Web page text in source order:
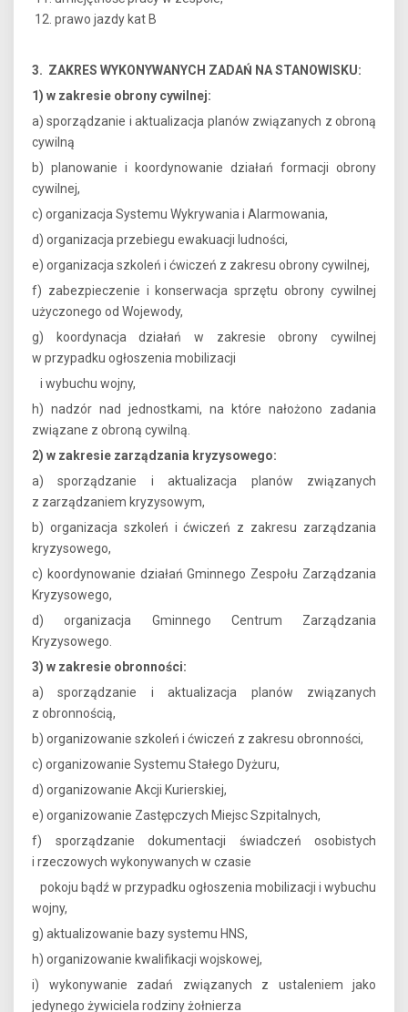
prawo jazdy kat B
3. ZAKRES WYKONYWANYCH ZADAŃ NA STANOWISKU:
1) w zakresie obrony cywilnej:
a) sporządzanie i aktualizacja planów związanych z obroną
cywilną
b) planowanie i koordynowanie działań formacji obrony
cywilnej,
c) organizacja Systemu Wykrywania i Alarmowania,
d) organizacja przebiegu ewakuacji ludności,
e) organizacja szkoleń i ćwiczeń z zakresu obrony cywilnej,
f) zabezpieczenie i konserwacja sprzętu obrony cywilnej
użyczonego od Wojewody,
g) koordynacja działań w zakresie obrony cywilnej
w przypadku ogłoszenia mobilizacji
i wybuchu wojny,
h) nadzór nad jednostkami, na które nałożono zadania
związane z obroną cywilną.
2) w zakresie zarządzania kryzysowego:
a) sporządzanie i aktualizacja planów związanych
z zarządzaniem kryzysowym,
b) organizacja szkoleń i ćwiczeń z zakresu zarządzania
kryzysowego,
c) koordynowanie działań Gminnego Zespołu Zarządzania
Kryzysowego,
d) organizacja Gminnego Centrum Zarządzania
Kryzysowego.
3) w zakresie obronności:
a) sporządzanie i aktualizacja planów związanych
z obronnością,
b) organizowanie szkoleń i ćwiczeń z zakresu obronności,
c) organizowanie Systemu Stałego Dyżuru,
d) organizowanie Akcji Kurierskiej,
e) organizowanie Zastępczych Miejsc Szpitalnych,
f) sporządzanie dokumentacji świadczeń osobistych
i rzeczowych wykonywanych w czasie
pokoju bądź w przypadku ogłoszenia mobilizacji i wybuchu
wojny,
g) aktualizowanie bazy systemu HNS,
h) organizowanie kwalifikacji wojskowej,
i) wykonywanie zadań związanych z ustaleniem jako
jedynego żywiciela rodziny żołnierza